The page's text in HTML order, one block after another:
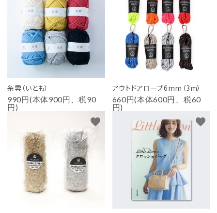
糸雲（いとも）
990円(本体900円、税90
円)
アウトドアロープ6mm（3m）
660円(本体600円、税60
円)
favorite favorite